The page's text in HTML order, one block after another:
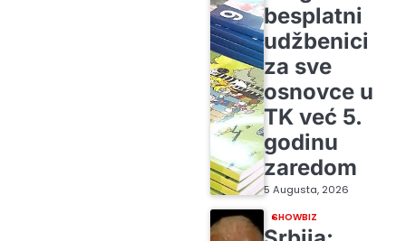
besplatni
udžbenici
za sve
osnovce u
TK već 5.
godinu
zaredom
5 Augusta, 2026
SHOWBIZ